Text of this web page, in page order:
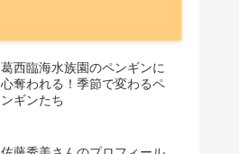
葛西臨海水族園のペンギンに
心奪われる！季節で変わるペ
ンギンたち